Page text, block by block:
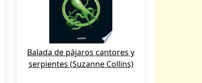
Balada de pájaros cantores y
serpientes (Suzanne Collins)